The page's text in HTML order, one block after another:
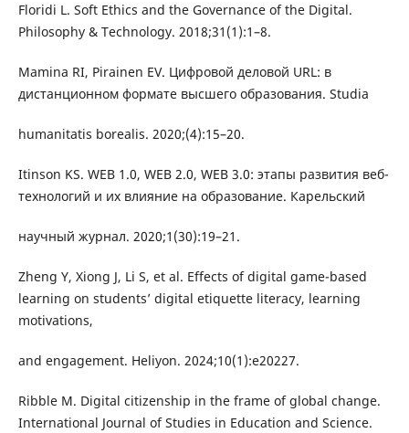
Floridi L. Soft Ethics and the Governance of the Digital.
Philosophy & Technology. 2018;31(1):1–8.
Mamina RI, Pirainen EV. Цифровой деловой URL: в
дистанционном формате высшего образования. Studia
humanitatis borealis. 2020;(4):15–20.
Itinson KS. WEB 1.0, WEB 2.0, WEB 3.0: этапы развития веб-
технологий и их влияние на образование. Карельский
научный журнал. 2020;1(30):19–21.
Zheng Y, Xiong J, Li S, et al. Effects of digital game-based
learning on students’ digital etiquette literacy, learning
motivations,
and engagement. Heliyon. 2024;10(1):e20227.
Ribble M. Digital citizenship in the frame of global change.
International Journal of Studies in Education and Science.